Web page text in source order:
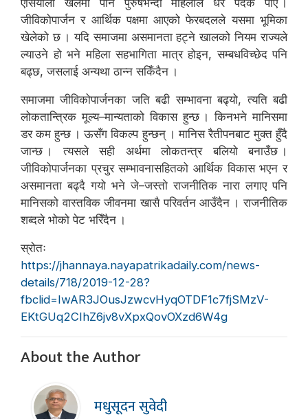
एसियाली खेलमा पनि पुरुषभन्दा महिलाले धेरै पदक पाए ।
जीविकोपार्जन र आर्थिक पक्षमा आएको फेरबदलले यसमा भूमिका
खेलेको छ । यदि समाजमा असमानता हट्ने खालको नियम राज्यले
ल्याउने हो भने महिला सहभागिता मात्र होइन, सम्बधविच्छेद पनि
बढ्छ, जसलाई अन्यथा ठान्न सकिँदैन ।
समाजमा जीविकोपार्जनका जति बढी सम्भावना बढ्यो, त्यति बढी
लोकतान्त्रिक मूल्य–मान्यताको विकास हुन्छ । किनभने मानिसमा
डर कम हुन्छ । ऊसँग विकल्प हुन्छन् । मानिस रैतीपनबाट मुक्त हुँदै
जान्छ । त्यसले सही अर्थमा लोकतन्त्र बलियो बनाउँछ ।
जीविकोपार्जनका प्रचुर सम्भावनासहितको आर्थिक विकास भएन र
असमानता बढ्दै गयो भने जे–जस्तो राजनीतिक नारा लगाए पनि
मानिसको वास्तविक जीवनमा खासै परिवर्तन आउँदैन । राजनीतिक
शब्दले भोको पेट भरिँदैन ।
स्रोतः
https://jhannaya.nayapatrikadaily.com/news-
details/718/2019-12-28?
fbclid=IwAR3JOusJzwcvHyqOTDF1c7fjSMzV-
EKtGUq2CIhZ6jv8vXpxQovOXzd6W4g
About the Author
मधुसूदन सुवेदी